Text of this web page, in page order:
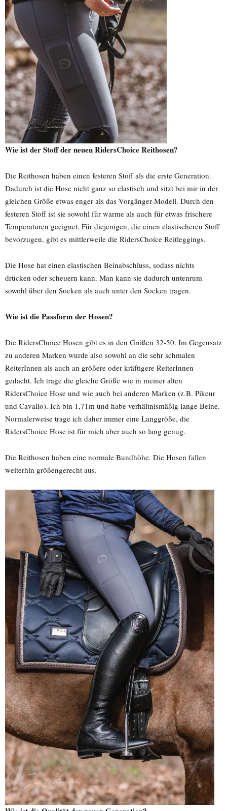
Wie ist der Stoff der neuen RidersChoice Reithosen?
Die Reithosen haben einen festeren Stoff als die erste Generation.
Dadurch ist die Hose nicht ganz so elastisch und sitzt bei mir in der
gleichen Größe etwas enger als das Vorgänger-Modell. Durch den
festeren Stoff ist sie sowohl für warme als auch für etwas frischere
Temperaturen geeignet. Für diejenigen, die einen elastischeren Stoff
bevorzugen, gibt es mittlerweile die RidersChoice Reitleggings.
Die Hose hat einen elastischen Beinabschluss, sodass nichts
drücken oder scheuern kann. Man kann sie dadurch untenrum
sowohl über den Socken als auch unter den Socken tragen.
Wie ist die Passform der Hosen?
Die RidersChoice Hosen gibt es in den Größen 32-50. Im Gegensatz
zu anderen Marken wurde also sowohl an die sehr schmalen
ReiterInnen als auch an größere oder kräftigere ReiterInnen
gedacht. Ich trage die gleiche Größe wie in meiner alten
RidersChoice Hose und wie auch bei anderen Marken (z.B. Pikeur
und Cavallo). Ich bin 1,71m und habe verhältnismäßig lange Beine.
Normalerweise trage ich daher immer eine Langgröße, die
RidersChoice Hose ist für mich aber auch so lang genug.
Die Reithosen haben eine normale Bundhöhe. Die Hosen fallen
weiterhin größengerecht aus.